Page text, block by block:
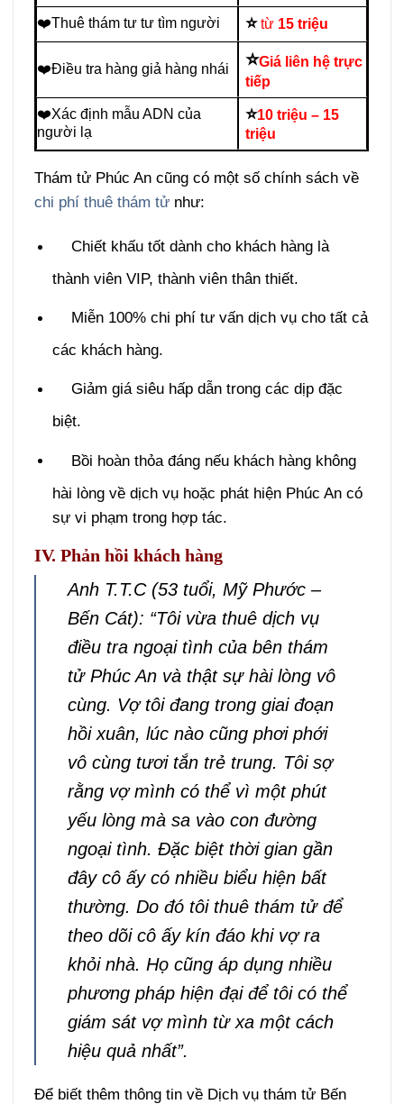
❤️Thuê thám tư tư tìm người ⭐từ 15 triệu
❤️Điều tra hàng giả hàng nhái ⭐Giá liên hệ trực
tiếp
❤️Xác định mẫu ADN của
người lạ
⭐10 triệu – 15
triệu
Thám tử Phúc An cũng có một số chính sách về
chi phí thuê thám tử như:
Chiết khấu tốt dành cho khách hàng là
thành viên VIP, thành viên thân thiết.
Miễn 100% chi phí tư vấn dịch vụ cho tất cả
các khách hàng.
Giảm giá siêu hấp dẫn trong các dịp đặc
biệt.
Bồi hoàn thỏa đáng nếu khách hàng không
hài lòng về dịch vụ hoặc phát hiện Phúc An có
sự vi phạm trong hợp tác.
IV. Phản hồi khách hàng
Anh T.T.C (53 tuổi, Mỹ Phước –
Bến Cát): “Tôi vừa thuê dịch vụ
điều tra ngoại tình của bên thám
tử Phúc An và thật sự hài lòng vô
cùng. Vợ tôi đang trong giai đoạn
hồi xuân, lúc nào cũng phơi phới
vô cùng tươi tắn trẻ trung. Tôi sợ
rằng vợ mình có thể vì một phút
yếu lòng mà sa vào con đường
ngoại tình. Đặc biệt thời gian gần
đây cô ấy có nhiều biểu hiện bất
thường. Do đó tôi thuê thám tử để
theo dõi cô ấy kín đáo khi vợ ra
khỏi nhà. Họ cũng áp dụng nhiều
phương pháp hiện đại để tôi có thể
giám sát vợ mình từ xa một cách
hiệu quả nhất”.
Để biết thêm thông tin về Dịch vụ thám tử Bến